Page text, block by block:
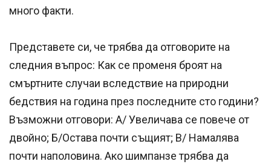
много факти.
Представете си, че трябва да отговорите на
следния въпрос: Как се променя броят на
смъртните случаи вследствие на природни
бедствия на година през последните сто години?
Възможни отговори: А/ Увеличава се повече от
двойно; Б/Остава почти същият; В/ Намалява
почти наполовина. Ако шимпанзе трябва да